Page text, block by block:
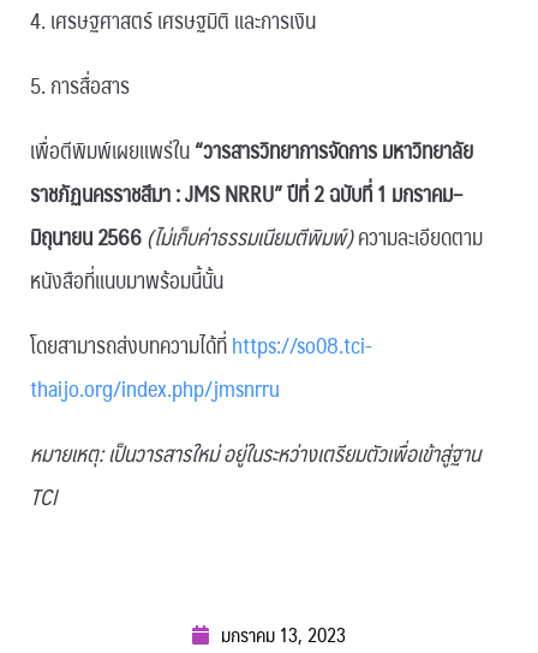
4. เศรษฐศาสตร์ เศรษฐมิติ และการเงิน
5. การสื่อสาร
เพื่อตีพิมพ์เผยแพร่ใน“วารสารวิทยาการจัดการ มหาวิทยาลัย
ราชภัฏนครราชสีมา: JMS NRRU”ปีที่2ฉบับที่1 มกราคม–
มิถุนายน2566(ไม่เก็บค่าธรรมเนียมตีพิมพ์)ความละเอียดตาม
หนังสือที่แนบมาพร้อมนี้นั้น
โดยสามารถส่งบทความได้ที่https://so08.tci-
thaijo.org/index.php/jmsnrru
หมายเหตุ: เป็นวารสารใหม่ อยู่ในระหว่างเตรียมตัวเพื่อเข้าสู่ฐาน
TCI
มกราคม 13, 2023